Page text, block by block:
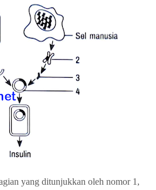
yang ditunjukkan oleh nomor 1,